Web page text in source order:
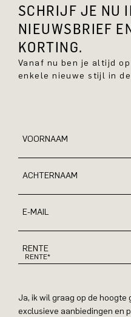
SCHRIJF JE NU
NIEUWSBRIEF
KORTING.
Vanaf nu ben je altijd
enkele nieuwe stijl in de
VOORNAAM
ACHTERNAAM
E-MAIL
RENTE
Ja, ik wil graag op de hoogte
exclusieve aanbiedingen en